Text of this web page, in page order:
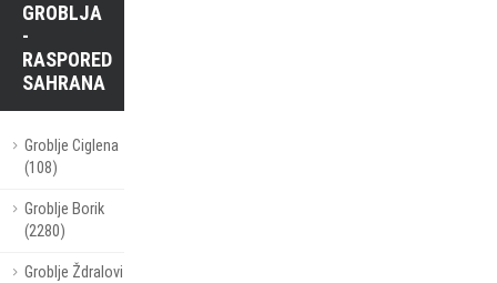
GROBLJA
-
RASPORED
SAHRANA
Groblje Ciglena
(108)
Groblje Borik
(2280)
Groblje Ždralovi